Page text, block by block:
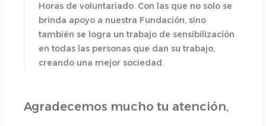
Horas de voluntariado. Con las que no solo se
brinda apoyo a nuestra Fundación, sino
también se logra un trabajo de sensibilización
en todas las personas que dan su trabajo,
creando una mejor sociedad.
Agradecemos mucho tu atención,